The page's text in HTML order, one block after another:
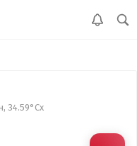
34.59°Сх